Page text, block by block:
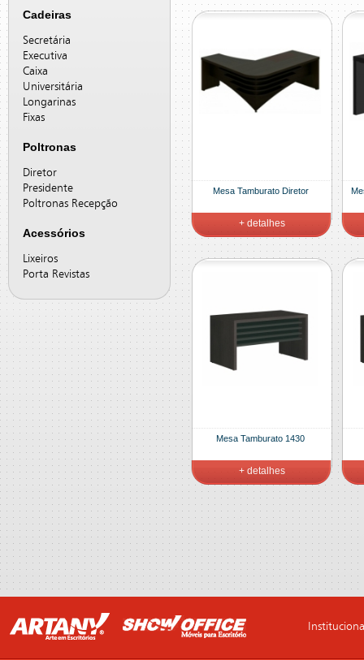
Cadeiras
Secretária
Executiva
Caixa
Universitária
Longarinas
Fixas
Poltronas
Diretor
Presidente
Poltronas Recepção
Acessórios
Lixeiros
Porta Revistas
Mesa Tamburato Diretor
+ detalhes
Mesa Tamburato 1430
+ detalhes